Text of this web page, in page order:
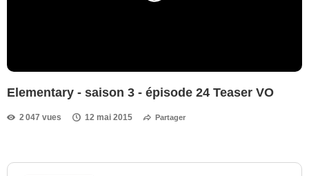
Elementary - saison 3 - épisode 24 Teaser VO
2 047 vues 12 mai 2015 Partager